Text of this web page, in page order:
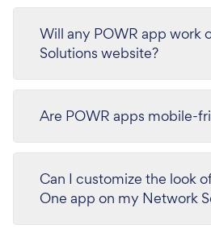
Will any POWR app work
Solutions website?
Are POWR apps mobile-
Can I customize the look
One app on my Network